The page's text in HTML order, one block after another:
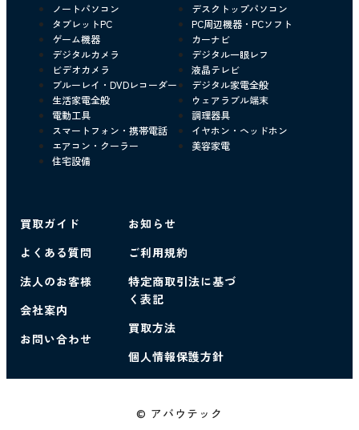
ノートパソコン
デスクトップパソコン
タブレットPC
PC周辺機器・PCソフト
ゲーム機器
カーナビ
デジタルカメラ
デジタル一眼レフ
ビデオカメラ
液晶テレビ
ブルーレイ・DVDレコーダー
デジタル家電全般
生活家電全般
ウェアラブル端末
電動工具
調理器具
スマートフォン・携帯電話
イヤホン・ヘッドホン
エアコン・クーラー
美容家電
住宅設備
買取ガイド
よくある質問
法人のお客様
会社案内
お問い合わせ
お知らせ
ご利用規約
特定商取引法に基づ
く表記
買取方法
個人情報保護方針
© アバウテック